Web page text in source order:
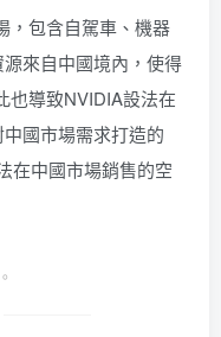
，包含自駕車、機器
來自中國境內，使得
也導致NVIDIA設法在
國市場需求打造的
在中國市場銷售的空